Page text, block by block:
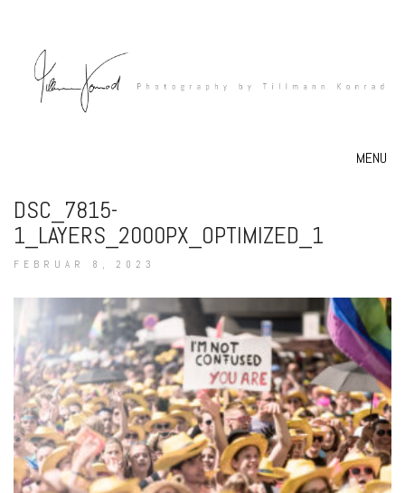
MENU
DSC_7815-
1_LAYERS_2000PX_OPTIMIZED_1
FEBRUAR 8, 2023